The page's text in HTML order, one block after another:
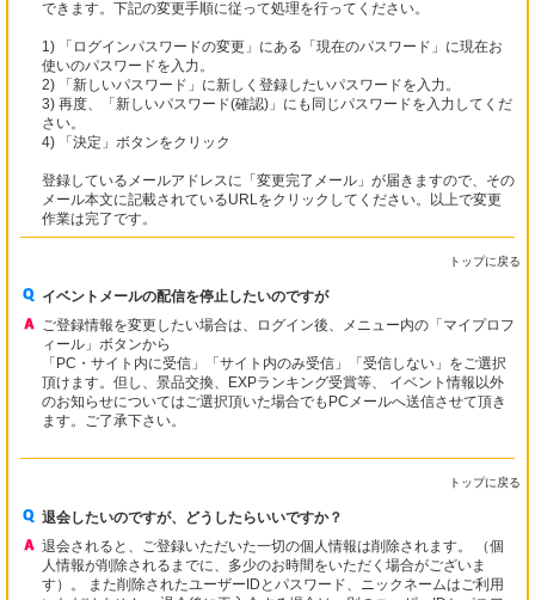
できます。下記の変更手順に従って処理を行ってください。
1) 「ログインパスワードの変更」にある「現在のパスワード」に現在お
使いのパスワードを入力。
2) 「新しいパスワード」に新しく登録したいパスワードを入力。
3) 再度、「新しいパスワード(確認)」にも同じパスワードを入力してくだ
さい。
4) 「決定」ボタンをクリック
登録しているメールアドレスに「変更完了メール」が届きますので、その
メール本文に記載されているURLをクリックしてください。以上で変更
作業は完了です。
トップに戻る
イベントメールの配信を停止したいのですが
ご登録情報を変更したい場合は、ログイン後、メニュー内の「マイプロフ
ィール」ボタンから
「PC・サイト内に受信」「サイト内のみ受信」「受信しない」をご選択
頂けます。但し、景品交換、EXPランキング受賞等、 イベント情報以外
のお知らせについてはご選択頂いた場合でもPCメールへ送信させて頂き
ます。ご了承下さい。
トップに戻る
退会したいのですが、どうしたらいいですか？
退会されると、ご登録いただいた一切の個人情報は削除されます。 （個
人情報が削除されるまでに、多少のお時間をいただく場合がございま
す）。 また削除されたユーザーIDとパスワード、ニックネームはご利用